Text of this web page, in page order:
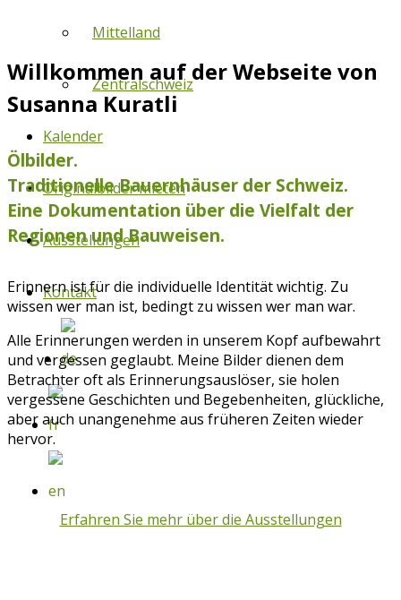
Mittelland
Zentralschweiz
Kalender
Originalbilder mieten
Ausstellungen
Kontakt
Willkommen auf der Webseite von
Susanna Kuratli
Ölbilder.
Traditionelle Bauernhäuser der Schweiz.
Eine Dokumentation über die Vielfalt der
Regionen und Bauweisen.
Erinnern ist für die individuelle Identität wichtig. Zu
wissen wer man ist, bedingt zu wissen wer man war.
Alle Erinnerungen werden in unserem Kopf aufbewahrt
und vergessen geglaubt. Meine Bilder dienen dem
Betrachter oft als Erinnerungsauslöser, sie holen
vergessene Geschichten und Begebenheiten, glückliche,
aber auch unangenehme aus früheren Zeiten wieder
hervor.
Erfahren Sie mehr über die Ausstellungen